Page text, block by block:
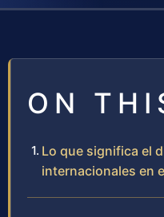
ON
Lo que significa el
internacionales en